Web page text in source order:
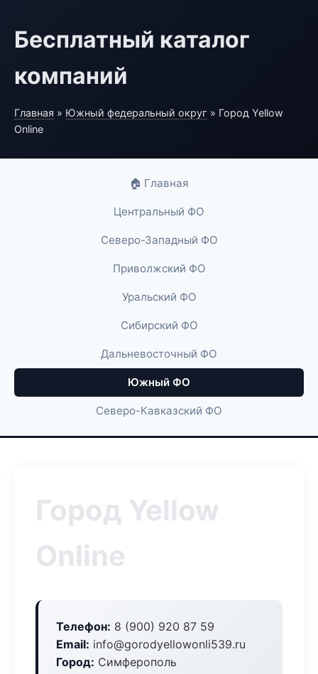
Бесплатный каталог
компаний
Главная » Южный федеральный округ » Город Yellow
Online
🏠 Главная
Центральный ФО
Северо-Западный ФО
Приволжский ФО
Уральский ФО
Сибирский ФО
Дальневосточный ФО
Южный ФО
Северо-Кавказский ФО
Город Yellow
Online
Телефон: 8 (900) 920 87 59
Email: info@gorodyellowonli539.ru
Город: Симферополь